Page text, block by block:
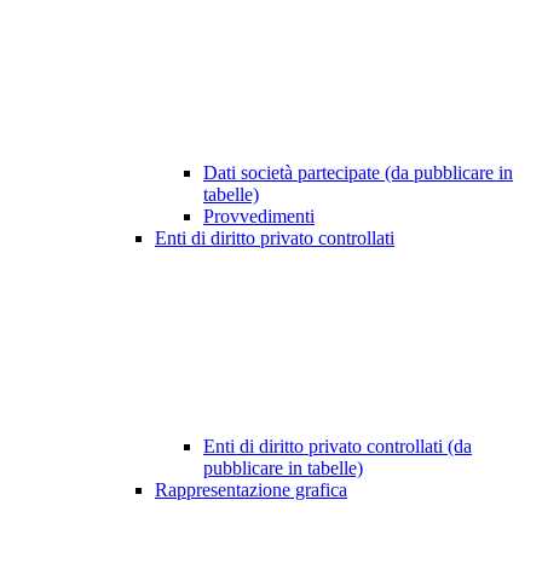
Dati società partecipate (da pubblicare in
tabelle)
Provvedimenti
Enti di diritto privato controllati
Enti di diritto privato controllati (da
pubblicare in tabelle)
Rappresentazione grafica